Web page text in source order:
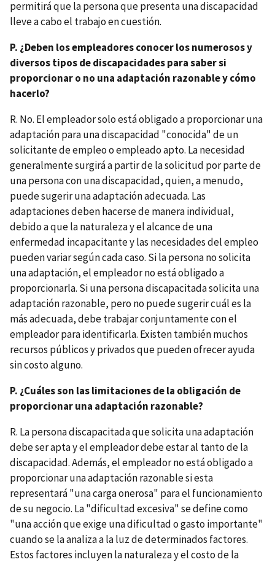
permitirá que la persona que presenta una discapacidad
lleve a cabo el trabajo en cuestión.
P. ¿Deben los empleadores conocer los numerosos y
diversos tipos de discapacidades para saber si
proporcionar o no una adaptación razonable y cómo
hacerlo?
R. No. El empleador solo está obligado a proporcionar una
adaptación para una discapacidad "conocida" de un
solicitante de empleo o empleado apto. La necesidad
generalmente surgirá a partir de la solicitud por parte de
una persona con una discapacidad, quien, a menudo,
puede sugerir una adaptación adecuada. Las
adaptaciones deben hacerse de manera individual,
debido a que la naturaleza y el alcance de una
enfermedad incapacitante y las necesidades del empleo
pueden variar según cada caso. Si la persona no solicita
una adaptación, el empleador no está obligado a
proporcionarla. Si una persona discapacitada solicita una
adaptación razonable, pero no puede sugerir cuál es la
más adecuada, debe trabajar conjuntamente con el
empleador para identificarla. Existen también muchos
recursos públicos y privados que pueden ofrecer ayuda
sin costo alguno.
P. ¿Cuáles son las limitaciones de la obligación de
proporcionar una adaptación razonable?
R. La persona discapacitada que solicita una adaptación
debe ser apta y el empleador debe estar al tanto de la
discapacidad. Además, el empleador no está obligado a
proporcionar una adaptación razonable si esta
representará "una carga onerosa" para el funcionamiento
de su negocio. La "dificultad excesiva" se define como
"una acción que exige una dificultad o gasto importante"
cuando se la analiza a la luz de determinados factores.
Estos factores incluyen la naturaleza y el costo de la